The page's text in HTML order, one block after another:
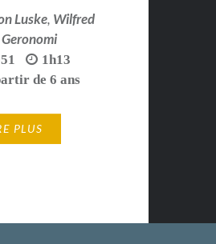
Luske, Wilfred
1h13
de 6 ans
PLUS